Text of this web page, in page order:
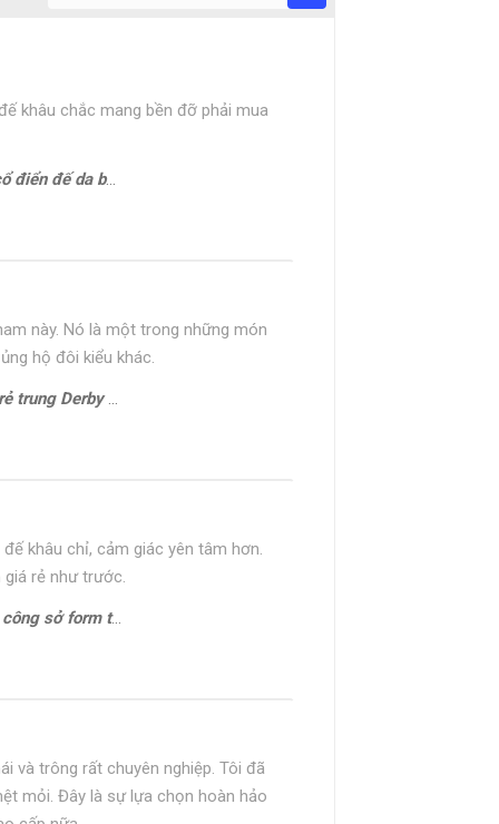
khâu chắc mang bền đỡ phải mua
bò Oxford 1701G
này. Nó là một trong những món
hộ đôi kiểu khác.
CDB0170G
khâu chỉ, cảm giác yên tâm hơn.
giá rẻ như trước.
gọn Oxford HH22794
và trông rất chuyên nghiệp. Tôi đã
mỏi. Đây là sự lựa chọn hoàn hảo